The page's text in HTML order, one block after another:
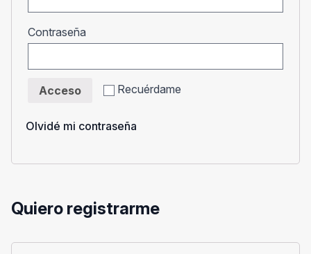
Contraseña
Recuérdame
Acceso
Olvidé mi contraseña
Quiero registrarme